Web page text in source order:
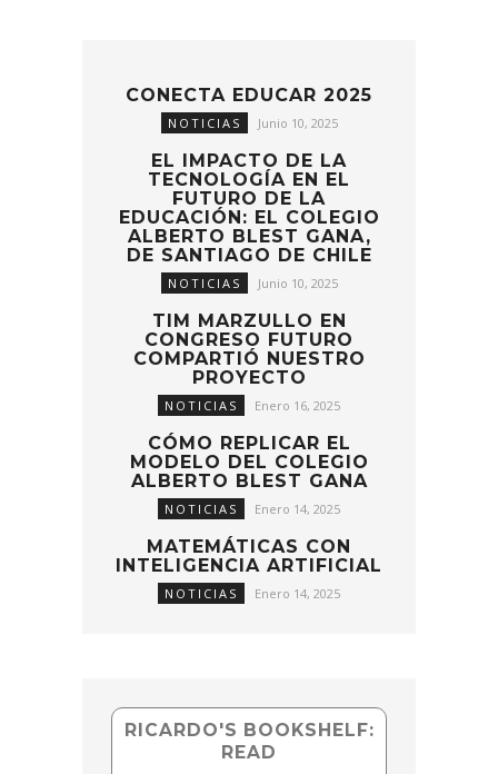
CONECTA EDUCAR 2025
NOTICIAS Junio 10, 2025
EL IMPACTO DE LA
TECNOLOGÍA EN EL
FUTURO DE LA
EDUCACIÓN: EL COLEGIO
ALBERTO BLEST GANA,
DE SANTIAGO DE CHILE
NOTICIAS Junio 10, 2025
TIM MARZULLO EN
CONGRESO FUTURO
COMPARTIÓ NUESTRO
PROYECTO
NOTICIAS Enero 16, 2025
CÓMO REPLICAR EL
MODELO DEL COLEGIO
ALBERTO BLEST GANA
NOTICIAS Enero 14, 2025
MATEMÁTICAS CON
INTELIGENCIA ARTIFICIAL
NOTICIAS Enero 14, 2025
RICARDO'S BOOKSHELF:
READ